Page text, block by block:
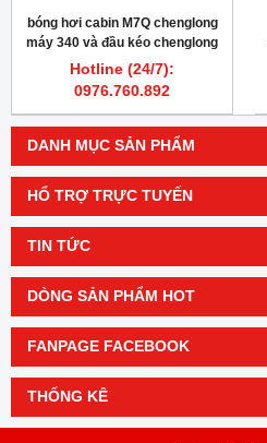
DANH MỤC SẢN PHẨM
HỔ TRỢ TRỰC TUYẾN
TIN TỨC
DÒNG SẢN PHẨM HOT
FANPAGE FACEBOOK
THỐNG KÊ
bóng hơi cabin M7Q chenglong
máy 340 và đầu kéo chenglong
375
Hotline (24/7):
0976.760.892